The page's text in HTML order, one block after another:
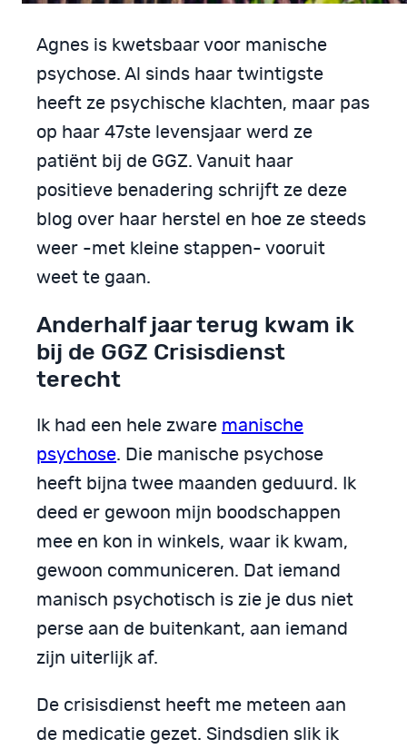
Agnes is kwetsbaar voor manische
psychose. Al sinds haar twintigste
heeft ze psychische klachten, maar pas
op haar 47ste levensjaar werd ze
patiënt bij de GGZ. Vanuit haar
positieve benadering schrijft ze deze
blog over haar herstel en hoe ze steeds
weer -met kleine stappen- vooruit
weet te gaan.
Anderhalf jaar terug kwam ik
bij de GGZ Crisisdienst
terecht
Ik had een hele zware manische
psychose. Die manische psychose
heeft bijna twee maanden geduurd. Ik
deed er gewoon mijn boodschappen
mee en kon in winkels, waar ik kwam,
gewoon communiceren. Dat iemand
manisch psychotisch is zie je dus niet
perse aan de buitenkant, aan iemand
zijn uiterlijk af.
De crisisdienst heeft me meteen aan
de medicatie gezet. Sindsdien slik ik